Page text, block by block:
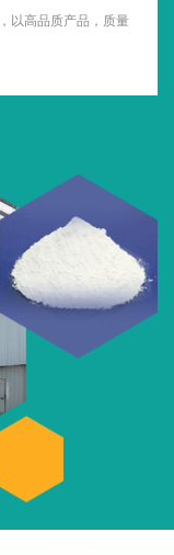
以高品质产品，质量